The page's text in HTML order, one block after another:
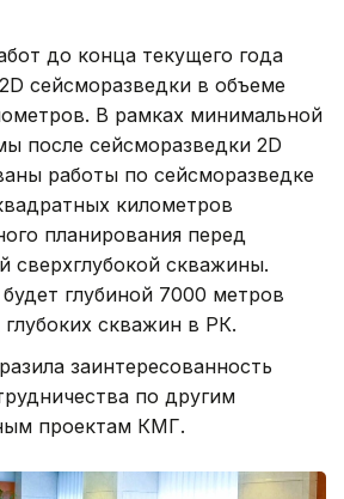
до конца текущего года
2D сейсморазведки в объеме
В рамках минимальной
после сейсморазведки 2D
работы по сейсморазведке
километров
планирования перед
сверхглубокой скважины.
глубиной 7000 метров
скважин в РК.
заинтересованность
по другим
проектам КМГ.